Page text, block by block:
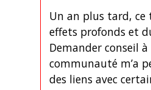
Un an plus tard, ce
effets profonds et
Demander conseil
communauté m’a
des liens avec